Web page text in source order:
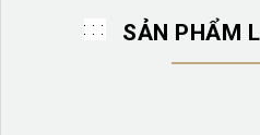
SẢN PHẨM